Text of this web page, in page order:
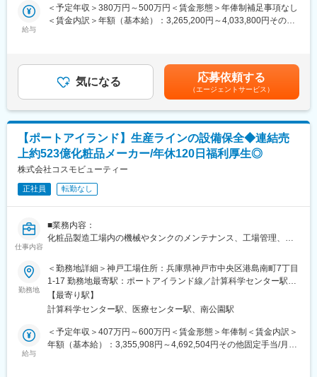
変更の範囲：会社の定める業務
・製品や材料の入出荷作業
給あり）
なく改善提案を発信できる風土があります。製造工程の大幅な効
率化から働きやすさ向上まで、社員の声が実際の制度や運営改善
につながっています。
「まずやってみる」を大切にしており、若手でも新しい業務や改
善プロジェクトに挑戦できるため、日々の仕事を通じて着実にス
キルアップできる環境です。
◇社長との1on1
定期的に社長との個別面談を実施しており、業務課題だけでな
く、将来のキャリアや身につけたいスキル、挑戦したい業務につ
いて直接相談できます。
切り拓いていける点が大きな魅力です。
◇成長を続ける企業
当社グループ売上高は約470億円、従業員数は約1,450名規模へ成
長しています。近年も国内外で積極的な設備投資を続けており、
長フェーズの企業だからこそ、経験や年齢に関係なく実力次第で
成長・キャリアアップを目指せる環境があります。
給与
＜予定年収＞380万円～500万円＜賃金形態＞年俸制補足事項なし
＜賃金内訳＞年額（基本給）：3,265,200円～4,033,800円その他
在籍して支給）年収500万の場合、月給制となり月給416,917円
（基本給336,150円、住宅手当45,000円、超過勤務手当35,767円
（みなし時間12.25時間分）みなし時間を超過した分は別途残業代
支給賃金はあくまでも目安の金額であり、選考を通じて上下する
可能性があります。月給(月額)は固定手当を含めた表記です。
気になる 応募依頼する
（エージェントサービス）
【ポートアイランド】生産ラインの設備保全◆連結売
上約523億化粧品メーカー/年休120日福利厚生◎
株式会社コスモビューティー
正社員 転勤なし
仕事内容
■業務内容：
化粧品製造工場内の機械やタンクのメンテナンス、工場管理、排
当社は化粧品OEM（＝他社ブランドの製品を製造する）であるた
め、日々非常に多くの製品を製造しています。そのため、ライン
の仕様変更の検討や、膨大な生産を効率よく進めるための製造自
動化・機械化を日々行っています。
■当社の魅力：
◇風通しの良さ
勤務地
＜勤務地詳細＞神戸工場住所：兵庫県神戸市中央区港島南町7丁目
1-17 勤務地最寄駅：ポートアイランド線／計算科学センター駅受
動喫煙対策：屋内全面禁煙変更の範囲：会社の定める事業所
【最寄り駅】
計算科学センター駅、医療センター駅、南公園駅
給与
＜予定年収＞407万円～600万円＜賃金形態＞年俸制＜賃金内訳＞
年額（基本給）：3,355,908円～4,692,504円その他固定手当/月：